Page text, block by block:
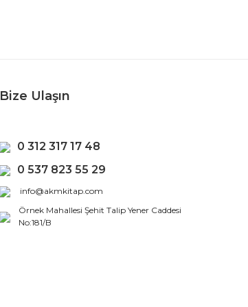
Bize Ulaşın
0 312 317 17 48
0 537 823 55 29
info@akmkitap.com
Örnek Mahallesi Şehit Talip Yener Caddesi
No:181/B